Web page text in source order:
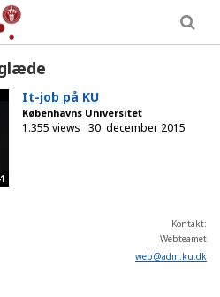
It-job på KU
Københavns Universitet
1.355 views 30. december 2015
Kontakt:
Webteamet
web@adm.ku.dk